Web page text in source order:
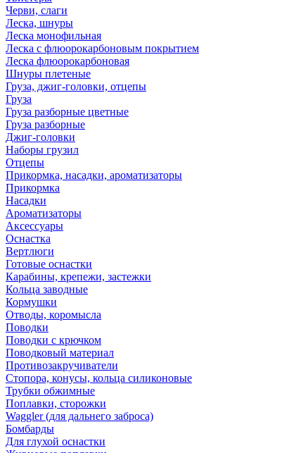
Черви, слаги
Леска, шнуры
Леска монофильная
Леска с флюорокарбоновым покрытием
Леска флюорокарбоновая
Шнуры плетеные
Груза, джиг-головки, отцепы
Груза
Груза разборные цветные
Груза разборные
Джиг-головки
Наборы грузил
Отцепы
Прикормка, насадки, ароматизаторы
Прикормка
Насадки
Ароматизаторы
Аксессуары
Оснастка
Вертлюги
Готовые оснастки
Карабины, крепежи, застежки
Кольца заводные
Кормушки
Отводы, коромысла
Поводки
Поводки с крючком
Поводковый материал
Противозакручиватели
Стопора, конусы, кольца силиконовые
Трубки обжимные
Поплавки, сторожки
Waggler (для дальнего заброса)
Бомбарды
Для глухой оснастки